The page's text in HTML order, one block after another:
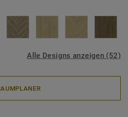
Alle Designs anzeigen (52)